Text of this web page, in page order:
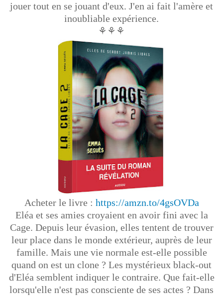
jouer tout en se jouant d'eux. J'en ai fait l'amère et
inoubliable expérience.
⚘⚘⚘
Acheter le livre : https://amzn.to/4gsOVDa
Eléa et ses amies croyaient en avoir fini avec la
Cage. Depuis leur évasion, elles tentent de trouver
leur place dans le monde extérieur, auprès de leur
famille. Mais une vie normale est-elle possible
quand on est un clone ? Les mystérieux black-out
d'Eléa semblent indiquer le contraire. Que fait-elle
lorsqu'elle n'est pas consciente de ses actes ? Dans